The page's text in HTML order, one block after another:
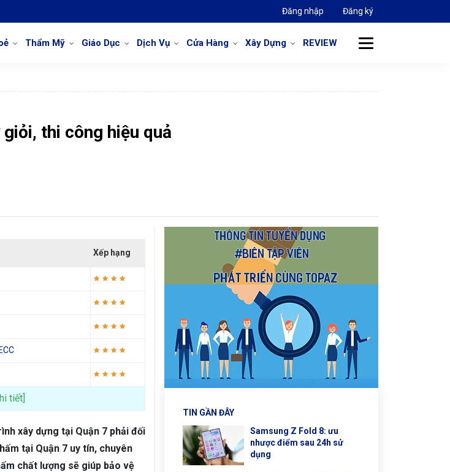
Đăng nhập Đăng ký
Thẩm Mỹ Giáo Dục Dịch Vụ Cửa Hàng Xây Dựng REVIEW
thi công hiệu quả
Xếp hạng
tiết]
xây dựng tại Quận 7 phải đối
tại Quận 7 uy tín, chuyên
chất lượng sẽ giúp bảo vệ
TIN GẦN ĐÂY
Samsung Z Fold 8: ưu
nhược điểm sau 24h sử
dụng